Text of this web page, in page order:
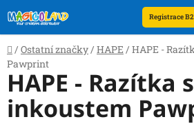
na
obsah
Registrace
Domů
/ Ostatní značky / HAPE / HAPE -
Pawprint
HAPE - Razítka s
inkoustem